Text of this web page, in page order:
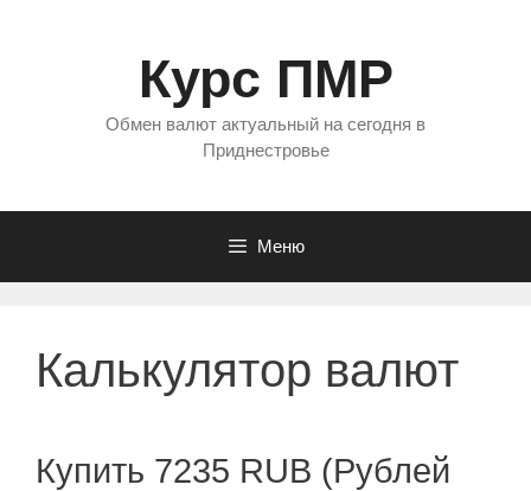
Курс ПМР
Обмен валют актуальный на сегодня в
Приднестровье
Меню
Калькулятор валют
Купить 7235 RUB (Рублей